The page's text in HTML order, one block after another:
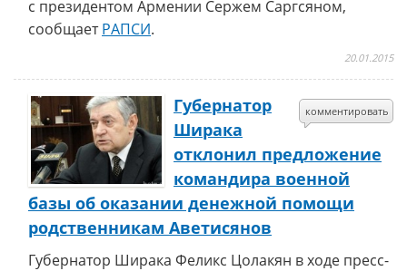
с президентом Армении Сержем Саргсяном,
сообщаетРАПСИ.
20.01.2015
комментировать
Губернатор
Ширака
отклонил предложение
командира военной
базы об оказании денежной помощи
родственникам Аветисянов
Губернатор Ширака Феликс Цолакян в ходе пресс-